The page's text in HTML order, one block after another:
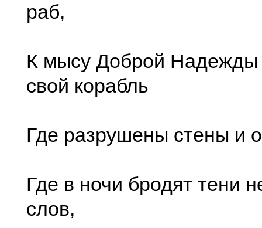
раб,
К мысу Доброй
свой корабль
Где разрушены стены и
Где в ночи бродят тени
слов,